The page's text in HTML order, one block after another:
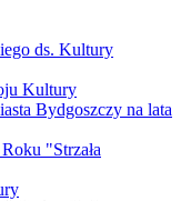
ds. Kultury
Kultury
Bydgoszczy na lata
"Strzała